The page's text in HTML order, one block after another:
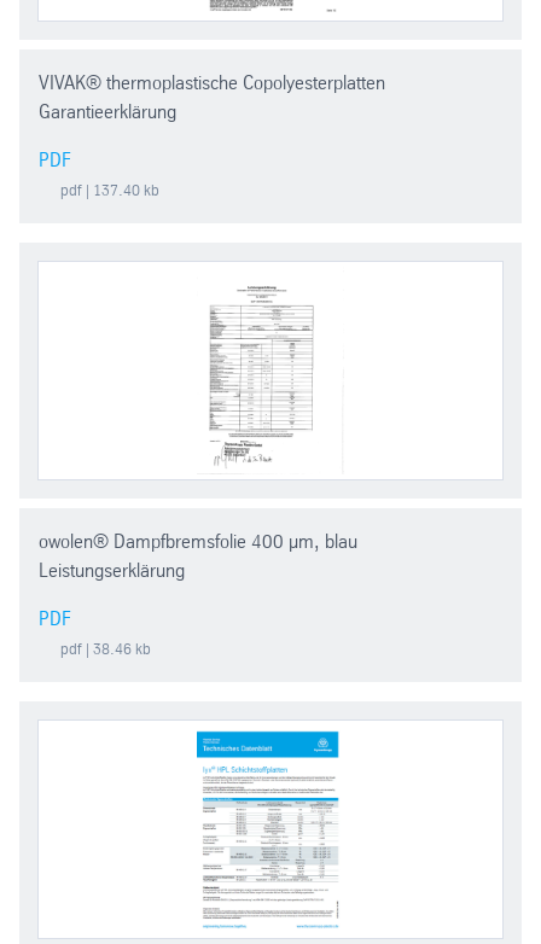
VIVAK® thermoplastische Copolyesterplatten
Garantieerklärung
PDF
pdf | 137.40 kb
owolen® Dampfbremsfolie 400 µm, blau
Leistungserklärung
PDF
pdf | 38.46 kb